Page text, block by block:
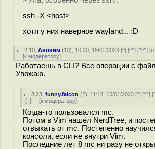
ssh -X <host>
хотя у них наверное wayland... :D
2.10 ,Аноним (10), 10:20, 15/01/2023 [^] [^^] [^^^] [
[к модератору]
Работаешь в CLI? Все операции с
Увожаю.
3.23 ,funny.falcon (?), 11:18, 15/01/2023 [^] [^^] [
[↓] [к модератору]
Когда-то пользовался mc.
Потом в Vim нашёл NerdTree, и
отвыкать от mc. Постепенно
консоли, если не внутри Vim.
Последние лет 8 mc ни разу не